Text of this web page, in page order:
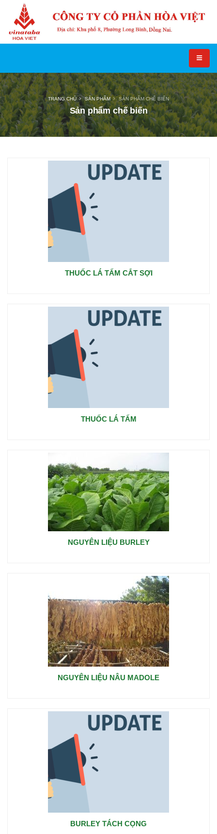
Sản phẩm chế biến
TRANG CHỦ SẢN PHẨM SẢN PHẨM CHẾ BIẾN
THUỐC LÁ TẤM CẮT SỢI
THUỐC LÁ TẤM
NGUYÊN LIỆU BURLEY
NGUYÊN LIỆU NÂU MADOLE
BURLEY TÁCH CỌNG